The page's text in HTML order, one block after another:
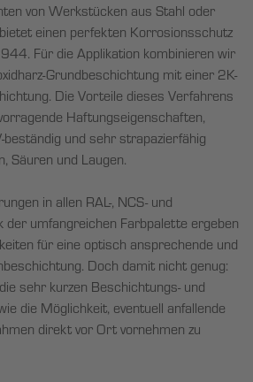
von Werkstücken aus Stahl oder
einen perfekten Korrosionsschutz
Für die Applikation kombinieren wir
Grundbeschichtung mit einer 2K-
Die Vorteile dieses Verfahrens
Haftungseigenschaften,
und sehr strapazierfähig
Säuren und Laugen.
in allen RAL-, NCS- und
der umfangreichen Farbpalette ergeben
für eine optisch ansprechende und
Doch damit nicht genug:
sehr kurzen Beschichtungs- und
die Möglichkeit, eventuell anfallende
direkt vor Ort vornehmen zu